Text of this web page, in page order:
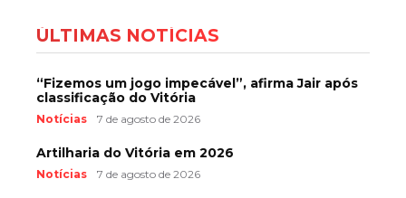
ÚLTIMAS NOTÍCIAS
“Fizemos um jogo impecável”, afirma Jair após
classificação do Vitória
Notícias 7 de agosto de 2026
Artilharia do Vitória em 2026
Notícias 7 de agosto de 2026